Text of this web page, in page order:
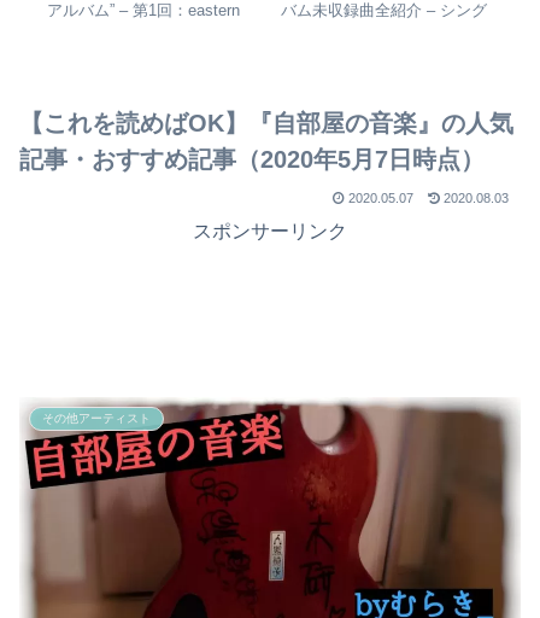
アルバム” – 第1回：eastern
バム未収録曲全紹介 – シング
【これを読めばOK】『自部屋の音楽』の人気
記事・おすすめ記事（2020年5月7日時点）
2020.05.07 2020.08.03
スポンサーリンク
その他アーティスト